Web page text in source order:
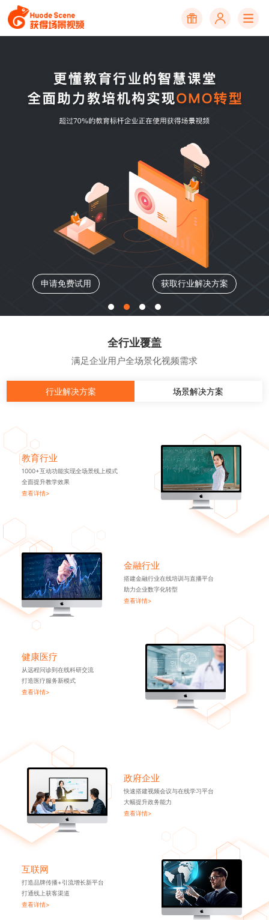
申请免费试用 获取行业解决方案
全行业覆盖
满足企业用户全场景化视频需求
行业解决方案 场景解决方案
教育行业
1000+互动功能实现全场景线上模式
全面提升教学效果
查看详情>
金融行业
搭建金融行业在线培训与直播平台
助力企业数字化转型
查看详情>
健康医疗
从远程问诊到在线科研交流
打造医疗服务新模式
查看详情>
政府企业
快速搭建视频会议与在线学习平台
大幅提升政务能力
查看详情>
互联网
打造品牌传播+引流增长新平台
打通线上获客渠道
查看详情>